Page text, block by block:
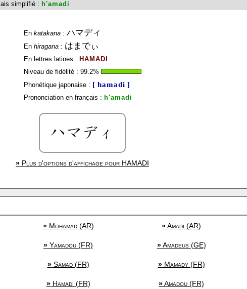
simplifié : h'amadi
En katakana: ハマディ
En hiragana: はまでぃ
En lettres latines : HAMADI
Niveau de fidélité : 99.2%
Phonétique japonaise : [ hamadi ]
Prononciation en français : h'amadi
» Plus d'options d'affichage pour HAMADI
»Mohamad (AR) »Amadi (AR)
» Yamadou (FR) »Amadeus (GE)
»Samad (FR) »Mamady (FR)
»Hamadi (FR) »Amadou (FR)